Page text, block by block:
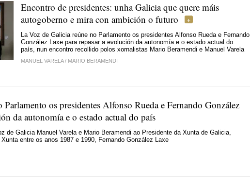
Encontro de presidentes: unha Galicia que quere máis
autogoberno e mira con ambición o futuro
La Voz de Galicia reúne no Parlamento os presidentes Alfonso Rueda e Fernando
González Laxe para repasar a evolución da autonomía e o estado actual do
país, nun encontro recollido polos xornalistas Mario Beramendi e Manuel Varela
MANUEL VARELA / MARIO BERAMENDI
os presidentes Alfonso Rueda e Fernando González
da autonomía e o estado actual do país
de Galicia Manuel Varela e Mario Beramendi ao Presidente da Xunta de Galicia,
entre os anos 1987 e 1990, Fernando González Laxe